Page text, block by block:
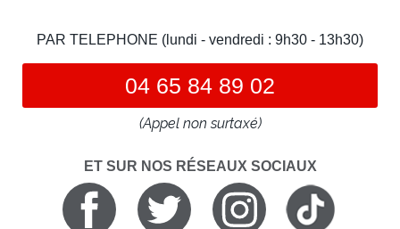
PAR TELEPHONE (lundi - vendredi : 9h30 - 13h30)
04 65 84 89 02
(Appel non surtaxé)
ET SUR NOS RÉSEAUX SOCIAUX